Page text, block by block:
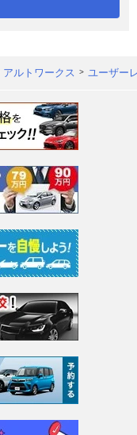
アルトワークス ユーザー